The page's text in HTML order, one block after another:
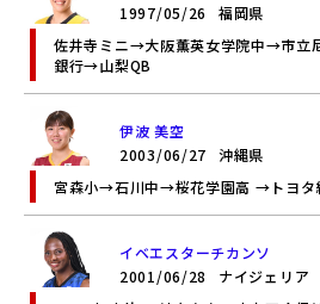
1997/05/26
福岡県
佐井寺ミニ→大阪薫英女学院中→市
銀行→山梨QB
伊波 美空
2003/06/27
沖縄県
宮森小→石川中→桜花学園高 →トヨタ
イベエスターチカンソ
2001/06/28
ナイジェリア